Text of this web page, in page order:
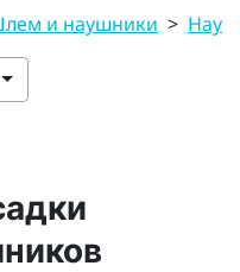
и наушники >